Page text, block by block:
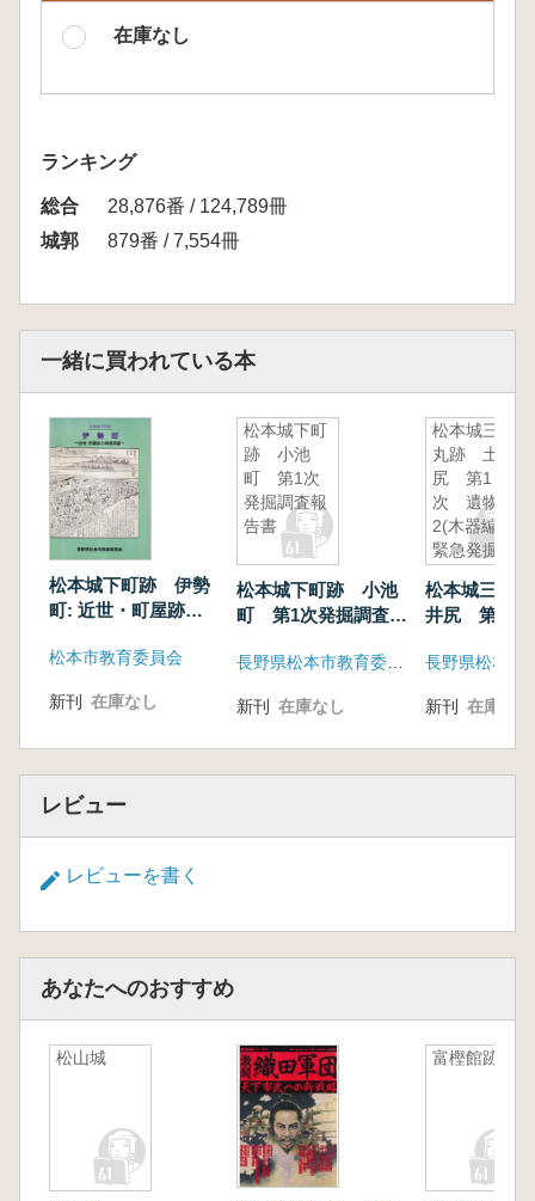
在庫なし
ランキング
総合
28,876番 / 124,789冊
城郭
879番 / 7,554冊
一緒に買われている本
松本城下町跡 伊勢
町: 近世・町屋跡の
松本市教育委員会
新刊 在庫なし
松本城下町
跡 小池
町 第1次
発掘調査報
告書
松本城下町跡 小池
町 第1次発掘調査報
新刊 在庫なし
松本城三の
丸跡 土井
尻 第1
次 遺物編
2(木器編)
緊急発掘調
松本城三の
井尻 第1次
調査報告書
新刊 在庫なし
レビュー
レビューを書く
あなたへのおすすめ
松山城 富樫館跡3